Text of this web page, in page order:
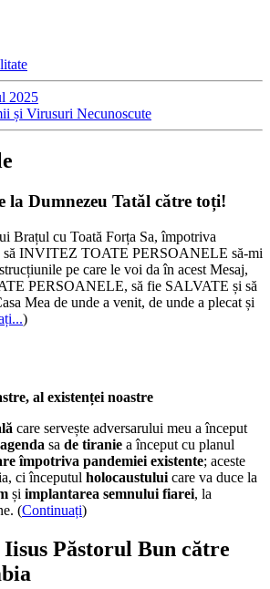
2025
și Virusuri Necunoscute
la Dumnezeu Tatăl către toți!
Brațul cu Toată Forța Sa, împotriva
să INVITEZ TOATE PERSOANELE să-mi
pe care le voi da în acest Mesaj,
PERSOANELE, să fie SALVATE și să
Mea de unde a venit, de unde a plecat și
)
al existenței noastre
care servește adversarului meu a început
agenda sa de tiranie a început cu planul
împotriva pandemiei existente; aceste
ci începutul holocaustului care va duce la
și implantarea semnului fiarei, la
(Continuați)
Păstorul Bun către